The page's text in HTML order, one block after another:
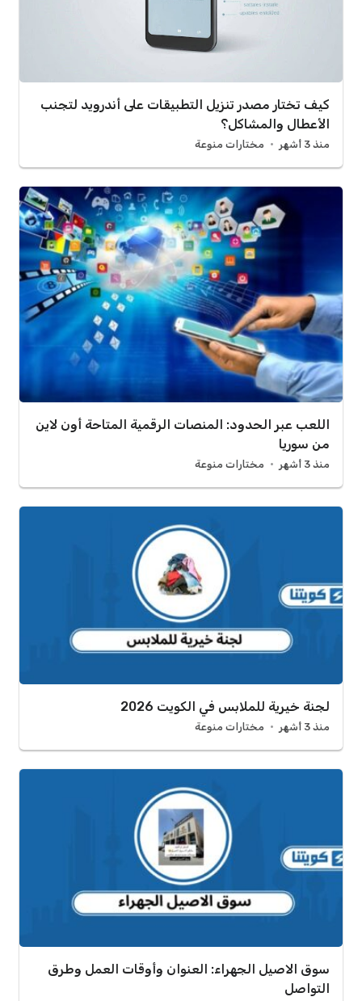
كيف تختار مصدر تنزيل التطبيقات على أندرويد لتجنب
الأعطال والمشاكل؟
منذ 3 أشهر مختارات منوعة
اللعب عبر الحدود: المنصات الرقمية المتاحة أون لاين
من سوريا
منذ 3 أشهر مختارات منوعة
لجنة خيرية للملابس في الكويت 2026
منذ 3 أشهر مختارات منوعة
سوق الاصيل الجهراء: العنوان وأوقات العمل وطرق
التواصل